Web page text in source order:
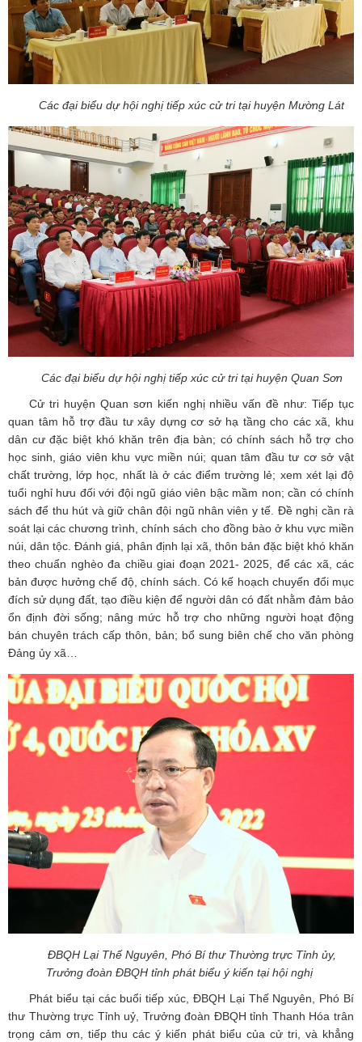
Các đại biểu dự hội nghị tiếp xúc cử tri tại huyện Mường Lát
Các đại biểu dự hội nghị tiếp xúc cử tri tại huyện Quan Sơn
Cử tri huyện Quan sơn kiến nghị nhiều vấn đề như: Tiếp tục
quan tâm hỗ trợ đầu tư xây dựng cơ sở hạ tầng cho các xã, khu
dân cư đặc biệt khó khăn trên địa bàn; có chính sách hỗ trợ cho
học sinh, giáo viên khu vực miền núi; quan tâm đầu tư cơ sở vật
chất trường, lớp học, nhất là ở các điểm trường lẻ; xem xét lại độ
tuổi nghỉ hưu đối với đội ngũ giáo viên bậc mầm non; cần có chính
sách để thu hút và giữ chân đội ngũ nhân viên y tế. Đề nghị cần rà
soát lại các chương trình, chính sách cho đồng bào ở khu vực miền
núi, dân tộc. Đánh giá, phân định lại xã, thôn bản đặc biệt khó khăn
theo chuẩn nghèo đa chiều giai đoạn 2021- 2025, để các xã, các
bản được hưởng chế độ, chính sách. Có kế hoạch chuyển đổi mục
đích sử dụng đất, tạo điều kiện để người dân có đất nhằm đảm bảo
ổn định đời sống; nâng mức hỗ trợ cho những người hoạt động
bán chuyên trách cấp thôn, bản; bổ sung biên chế cho văn phòng
Đảng ủy xã…
ĐBQH Lại Thế Nguyên, Phó Bí thư Thường trực Tỉnh ủy,
Trưởng đoàn ĐBQH tỉnh phát biểu ý kiến tại hội nghị
Phát biểu tại các buổi tiếp xúc, ĐBQH Lại Thế Nguyên, Phó Bí
thư Thường trực Tỉnh uỷ, Trưởng đoàn ĐBQH tỉnh Thanh Hóa trân
trọng cảm ơn, tiếp thu các ý kiến phát biểu của cử tri, và khẳng